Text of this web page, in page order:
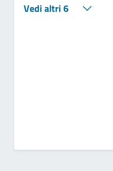
Vedi altri 6